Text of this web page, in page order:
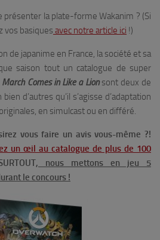
présenter la plate-forme Wakanim ? (Si
vos basiques avec notre article ici !)
de japanime en France, la société et sa
saison tout un catalogue de super
March Comes in Like a Lionsont deux de
d’autres qu’il s’agisse d’adaptation
en simulcast ou en différé.
vous faire un avis vous-même ?!
un œil au catalogue de plus de 100
nous mettons en jeu 5
le concours !